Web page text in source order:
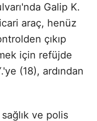
Galip K.
araç, henüz
çıkıp
için refüjde
(18), ardından
ve polis